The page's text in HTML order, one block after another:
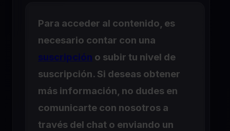
Para acceder al contenido, es
necesario contar con una
suscripción o subir tu nivel de
suscripción. Si deseas obtener
más información, no dudes en
comunicarte con nosotros a
través del chat o enviando un